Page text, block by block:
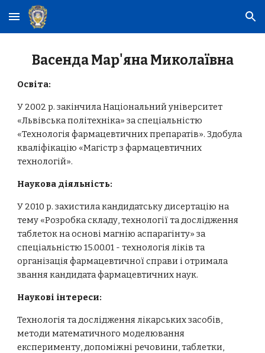
Skip to main content Skip to navigation
Васенда Мар'яна Миколаївна
Освіта:
У 2002 р. закінчила Національний університет
«Львівська політехніка» за спеціальністю
«Технологія фармацевтичних препаратів». Здобула
кваліфікацію «Магістр з фармацевтичних
технологій».
Наукова діяльність:
У 2010 р. захистила кандидатську дисертацію на
тему «Розробка складу, технології та дослідження
таблеток на основі магнію аспарагінту» за
спеціальністю 15.00.01 - технологія ліків та
організація фармацевтичної справи і отримала
звання кандидата фармацевтичних наук.
Наукові інтереси:
Технологія та дослідження лікарських засобів,
методи математичного моделювання
експерименту, допоміжні речовини, таблетки,